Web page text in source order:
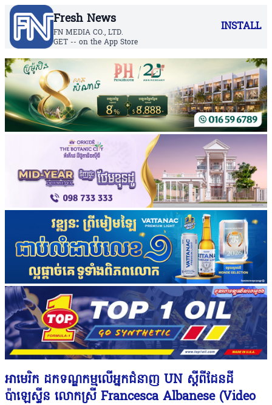
Fresh News
FN MEDIA CO., LTD.
GET -- on the App Store
INSTALL
អាមេរិក ដកទណ្ឌកម្មលើអ្នកជំនាញ UN ស្តីពីដែនដី
ប៉ាឡេស្ទីន លោកស្រី Francesca Albanese (Video